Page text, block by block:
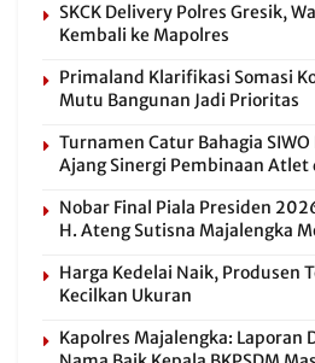
SKCK Delivery Polres Gresik,
Kembali ke Mapolres
Primaland Klarifikasi Somasi
Mutu Bangunan Jadi Prioritas
Turnamen Catur Bahagia SIWO
Ajang Sinergi Pembinaan Atlet
Nobar Final Piala Presiden
H. Ateng Sutisna Majalengka
Harga Kedelai Naik, Produsen
Kecilkan Ukuran
Kapolres Majalengka: Laporan